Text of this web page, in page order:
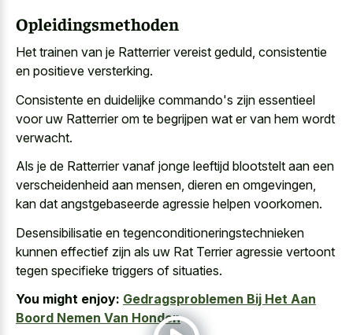
Opleidingsmethoden
Het trainen van je Ratterrier vereist geduld, consistentie
en positieve versterking.
Consistente en duidelijke commando's zijn essentieel
voor uw Ratterrier om te begrijpen wat er van hem wordt
verwacht.
Als je de Ratterrier vanaf jonge leeftijd blootstelt aan een
verscheidenheid aan mensen, dieren en omgevingen,
kan dat angstgebaseerde agressie helpen voorkomen.
Desensibilisatie en tegenconditioneringstechnieken
kunnen effectief zijn als uw Rat Terrier agressie vertoont
tegen specifieke triggers of situaties.
You might enjoy: Gedragsproblemen Bij Het Aan
Boord Nemen Van Honden